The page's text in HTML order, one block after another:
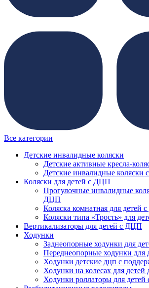
Все категории
Детские инвалидные коляски
Детские активные кресла-
Детские инвалидные коляски
Коляски для детей с ДЦП
Прогулочные инвалидные
ДЦП
Коляска комнатная для детей
Коляски типа «Трость» для
Вертикализаторы для детей с ДЦП
Ходунки
Заднеопорные ходунки для
Переднеопорные ходунки для
Ходунки детские дцп с
Ходунки на колесах для детей
Ходунки роллаторы для детей